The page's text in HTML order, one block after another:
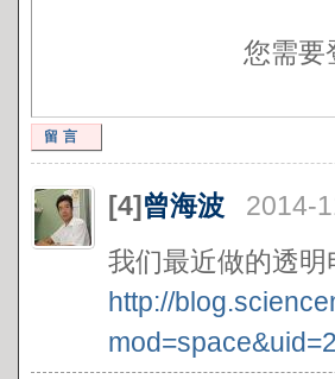
您需要
留言
[4]曾海波
2014-
我们最近做的透
http://